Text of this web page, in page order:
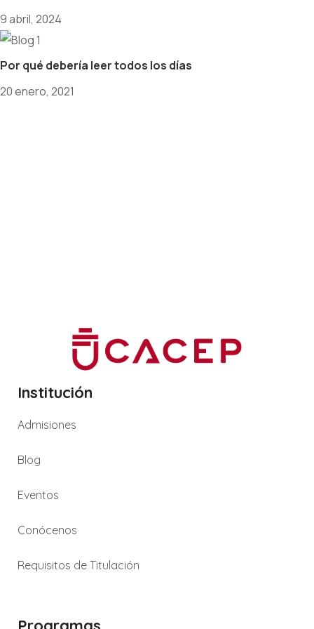
9 abril, 2024
Por qué debería leer todos los días
20 enero, 2021
Institución
Admisiones
Blog
Eventos
Conócenos
Requisitos de Titulación